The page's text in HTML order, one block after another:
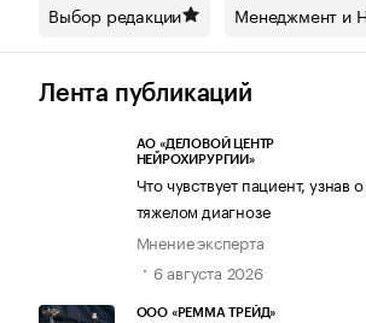
Спецпроекты СПб Конференции
Технологии и медиа
Выбор редакции Менеджмент и
Лента публикаций
АО «ДЕЛОВОЙ ЦЕНТР
НЕЙРОХИРУРГИИ»
Что чувствует пациент, узнав о
тяжелом диагнозе
Мнение эксперта
6 августа 2026
ООО «РЕММА ТРЕЙД»